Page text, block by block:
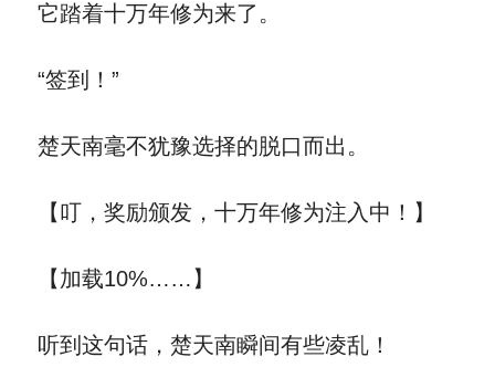
它踏着十万年修为来了。
“签到！”
楚天南毫不犹豫选择的脱口而出。
【叮，奖励颁发，十万年修为注入中！】
【加载10%……】
听到这句话，楚天南瞬间有些凌乱！